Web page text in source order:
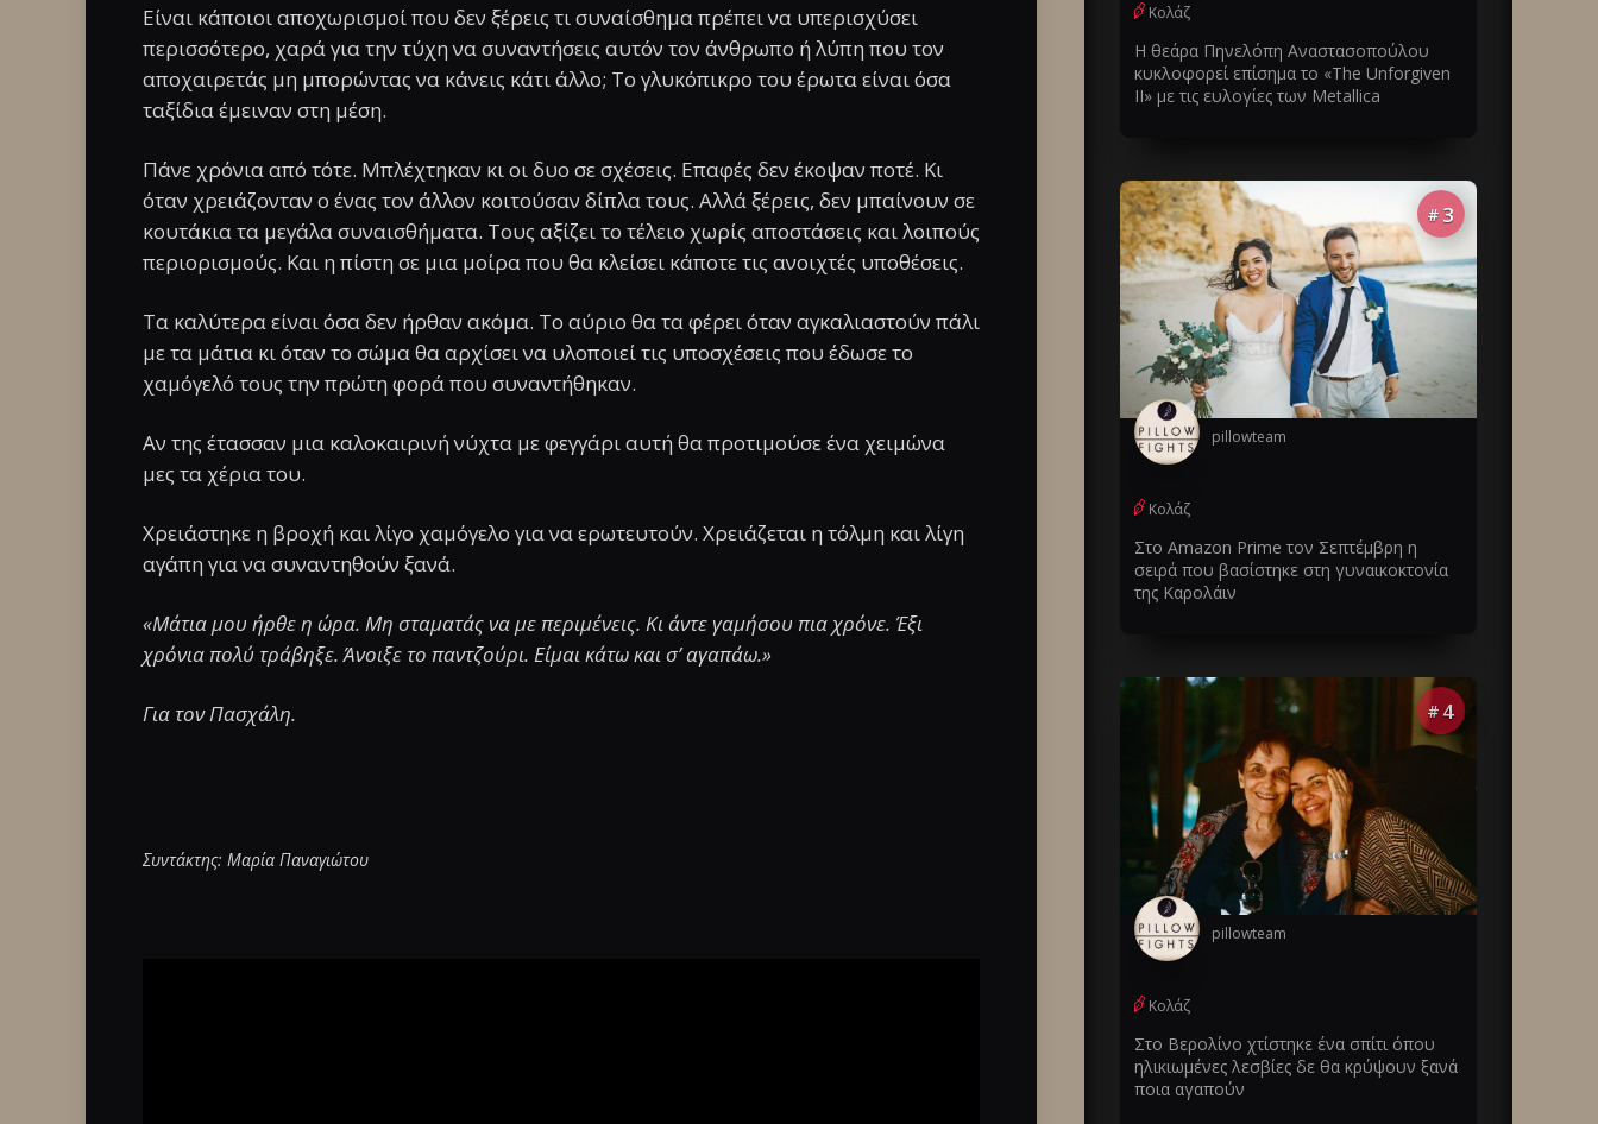
Είναι κάποιοι αποχωρισμοί που δεν ξέρεις τι συναίσθημα πρέπει να υπερισχύσει
περισσότερο, χαρά για την τύχη να συναντήσεις αυτόν τον άνθρωπο ή λύπη που τον
αποχαιρετάς μη μπορώντας να κάνεις κάτι άλλο; Το γλυκόπικρο του έρωτα είναι όσα
ταξίδια έμειναν στη μέση.
Πάνε χρόνια από τότε. Μπλέχτηκαν κι οι δυο σε σχέσεις. Επαφές δεν έκοψαν ποτέ. Κι
όταν χρειάζονταν ο ένας τον άλλον κοιτούσαν δίπλα τους. Αλλά ξέρεις, δεν μπαίνουν σε
κουτάκια τα μεγάλα συναισθήματα. Τους αξίζει το τέλειο χωρίς αποστάσεις και λοιπούς
περιορισμούς. Και η πίστη σε μια μοίρα που θα κλείσει κάποτε τις ανοιχτές υποθέσεις.
Τα καλύτερα είναι όσα δεν ήρθαν ακόμα. Το αύριο θα τα φέρει όταν αγκαλιαστούν πάλι
με τα μάτια κι όταν το σώμα θα αρχίσει να υλοποιεί τις υποσχέσεις που έδωσε το
χαμόγελό τους την πρώτη φορά που συναντήθηκαν.
Αν της έτασσαν μια καλοκαιρινή νύχτα με φεγγάρι αυτή θα προτιμούσε ένα χειμώνα
μες τα χέρια του.
Χρειάστηκε η βροχή και λίγο χαμόγελο για να ερωτευτούν. Χρειάζεται η τόλμη και λίγη
αγάπη για να συναντηθούν ξανά.
«Μάτια μου ήρθε η ώρα. Μη σταματάς να με περιμένεις. Κι άντε γαμήσου πια χρόνε. Έξι
χρόνια πολύ τράβηξε. Άνοιξε το παντζούρι. Είμαι κάτω και σ’ αγαπάω.»
Για τον Πασχάλη.
Συντάκτης: Μαρία Παναγιώτου
Κολάζ
Η θεάρα Πηνελόπη Αναστασοπούλου
κυκλοφορεί επίσημα το «The Unforgiven
II» με τις ευλογίες των Metallica
# 3
pillowteam
Κολάζ
Στο Amazon Prime τον Σεπτέμβρη η
σειρά που βασίστηκε στη γυναικοκτονία
της Καρολάιν
# 4
pillowteam
Κολάζ
Στο Βερολίνο χτίστηκε ένα σπίτι όπου
ηλικιωμένες λεσβίες δε θα κρύψουν ξανά
ποια αγαπούν